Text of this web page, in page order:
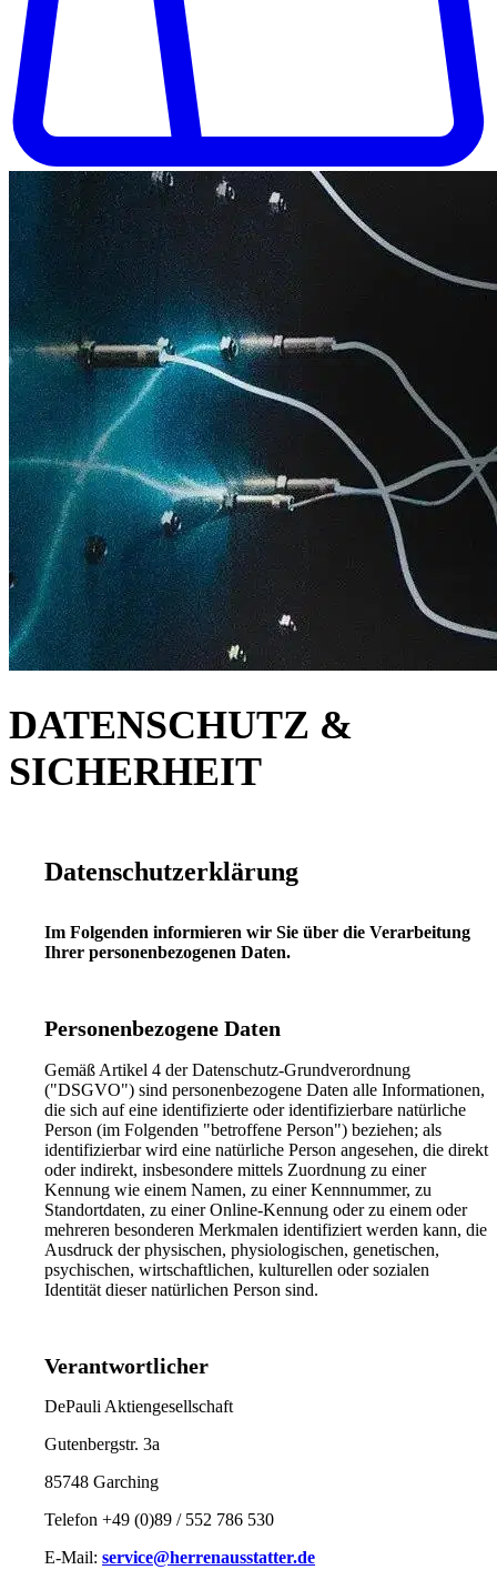
DATENSCHUTZ &
SICHERHEIT
Datenschutzerklärung
Im Folgenden informieren wir Sie über die Verarbeitung
Ihrer personenbezogenen Daten.
Personenbezogene Daten
Gemäß Artikel 4 der Datenschutz-Grundverordnung
("DSGVO") sind personenbezogene Daten alle Informationen,
die sich auf eine identifizierte oder identifizierbare natürliche
Person (im Folgenden "betroffene Person") beziehen; als
identifizierbar wird eine natürliche Person angesehen, die direkt
oder indirekt, insbesondere mittels Zuordnung zu einer
Kennung wie einem Namen, zu einer Kennnummer, zu
Standortdaten, zu einer Online-Kennung oder zu einem oder
mehreren besonderen Merkmalen identifiziert werden kann, die
Ausdruck der physischen, physiologischen, genetischen,
psychischen, wirtschaftlichen, kulturellen oder sozialen
Identität dieser natürlichen Person sind.
Verantwortlicher
DePauli Aktiengesellschaft
Gutenbergstr. 3a
85748 Garching
Telefon +49 (0)89 / 552 786 530
E-Mail: service@herrenausstatter.de